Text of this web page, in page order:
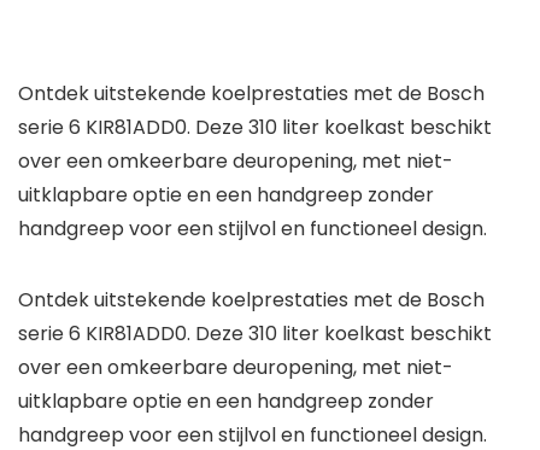
Ontdek uitstekende koelprestaties met de Bosch
serie 6 KIR81ADD0. Deze 310 liter koelkast beschikt
over een omkeerbare deuropening, met niet-
uitklapbare optie en een handgreep zonder
handgreep voor een stijlvol en functioneel design.
Ontdek uitstekende koelprestaties met de Bosch
serie 6 KIR81ADD0. Deze 310 liter koelkast beschikt
over een omkeerbare deuropening, met niet-
uitklapbare optie en een handgreep zonder
handgreep voor een stijlvol en functioneel design.